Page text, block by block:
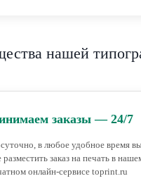
нашей
заказы — 24/7
в любое удобное время
заказ на печать в
онлайн-сервисе toprint.ru